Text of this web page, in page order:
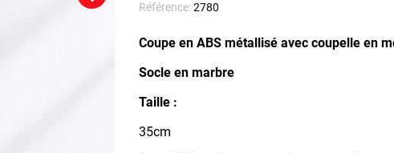
Référence:2780
Coupe en ABS métallisé avec coupelle en
Socle en marbre
Taille :
35cm